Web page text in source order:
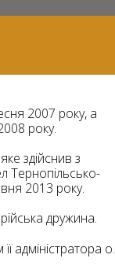
2007 року, а
року.
здійснив з
Тернопільсько-
2013 року.
дружина.
адміністратора о.